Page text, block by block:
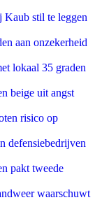
stil te leggen
aan onzekerheid
lokaal 35 graden
beige uit angst
risico op
defensiebedrijven
pakt tweede
waarschuwt